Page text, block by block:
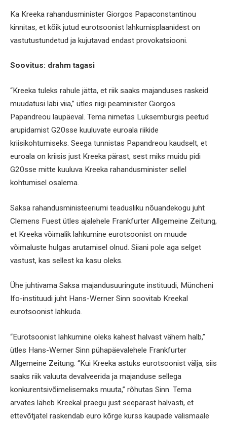
Ka Kreeka rahandusminister Giorgos Papaconstantinou
kinnitas, et kõik jutud eurotsoonist lahkumisplaanidest on
vastutustundetud ja kujutavad endast provokatsiooni.
Soovitus: drahm tagasi
“Kreeka tuleks rahule jätta, et riik saaks majanduses raskeid
muudatusi läbi viia,” ütles riigi peaminister Giorgos
Papandreou laupäeval. Tema nimetas Luksemburgis peetud
arupidamist G20sse kuuluvate euroala riikide
kriisikohtumiseks. Seega tunnistas Papandreou kaudselt, et
euroala on kriisis just Kreeka pärast, sest miks muidu pidi
G20sse mitte kuuluva Kreeka rahandusminister sellel
kohtumisel osalema.
Saksa rahandusministeeriumi teadusliku nõuandekogu juht
Clemens Fuest ütles ajalehele Frankfurter Allgemeine Zeitung,
et Kreeka võimalik lahkumine eurotsoonist on muude
võimaluste hulgas arutamisel olnud. Siiani pole aga selget
vastust, kas sellest ka kasu oleks.
Ühe juhtivama Saksa majandusuuringute instituudi, Müncheni
Ifo-instituudi juht Hans-Werner Sinn soovitab Kreekal
eurotsoonist lahkuda.
“Eurotsoonist lahkumine oleks kahest halvast vähem halb,”
ütles Hans-Werner Sinn pühapäevalehele Frankfurter
Allgemeine Zeitung. “Kui Kreeka astuks eurotsoonist välja, siis
saaks riik valuuta devalveerida ja majanduse sellega
konkurentsivõimelisemaks muuta,” rõhutas Sinn. Tema
arvates läheb Kreekal praegu just seepärast halvasti, et
ettevõtjatel raskendab euro kõrge kurss kaupade välismaale